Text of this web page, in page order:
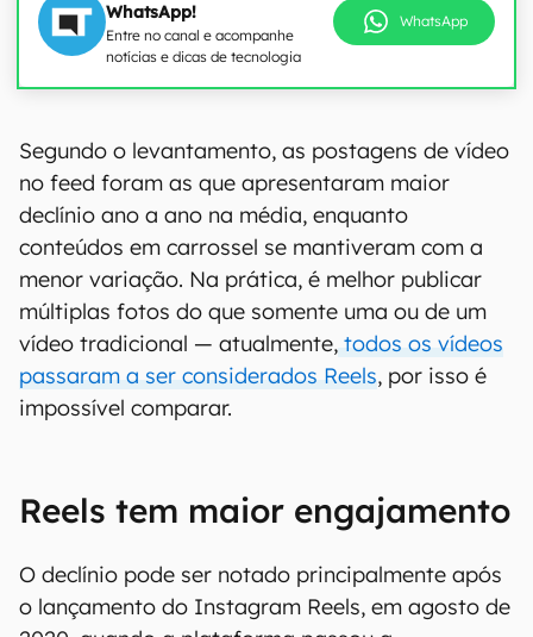
WhatsApp!
Entre no canal e acompanhe
notícias e dicas de tecnologia
WhatsApp
Segundo o levantamento, as postagens de vídeo
no feed foram as que apresentaram maior
declínio ano a ano na média, enquanto
conteúdos em carrossel se mantiveram com a
menor variação. Na prática, é melhor publicar
múltiplas fotos do que somente uma ou de um
vídeo tradicional — atualmente, todos os vídeos
passaram a ser considerados Reels, por isso é
impossível comparar.
Reels tem maior engajamento
O declínio pode ser notado principalmente após
o lançamento do Instagram Reels, em agosto de